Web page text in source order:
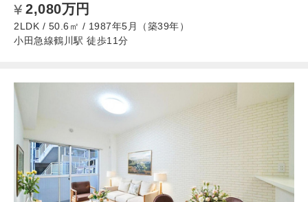
2,080万円
2LDK / 50.6㎡ / 1987年5月（築39年）
小田急線鶴川駅 徒歩11分